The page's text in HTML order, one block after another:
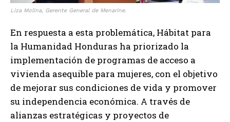
Liza Molina, Gerente General de Menarine.
En respuesta a esta problemática, Hábitat para
la Humanidad Honduras ha priorizado la
implementación de programas de acceso a
vivienda asequible para mujeres, con el objetivo
de mejorar sus condiciones de vida y promover
su independencia económica. A través de
alianzas estratégicas y proyectos de